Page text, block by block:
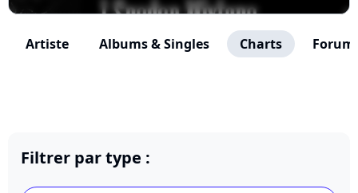
Artiste Albums & Singles Charts
Filtrer par type :